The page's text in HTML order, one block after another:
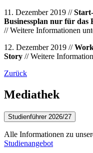
11. Dezember 2019 //
Businessplan nur für das
// Weitere Informationen
12. Dezember 2019 //
Story // Weitere
Zurück
Mediathek
Studienführer 2026/27
Alle Informationen zu
Studienangebot